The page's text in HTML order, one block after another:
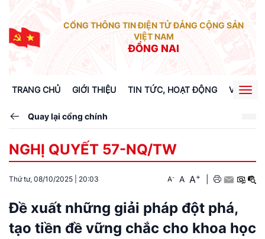
CỔNG THÔNG TIN ĐIỆN TỬ ĐẢNG CỘNG SẢN
VIỆT NAM
ĐỒNG NAI
TRANG CHỦ GIỚI THIỆU TIN TỨC, HOẠT ĐỘNG VĂN
Quay lại cổng chính
NGHỊ QUYẾT 57-NQ/TW
Thứ tư, 08/10/2025 20:03 A- A A+
Đề xuất những giải pháp đột phá,
tạo tiền đề vững chắc cho khoa học